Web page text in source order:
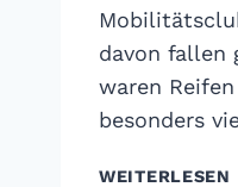
davon fallen
waren
besonders
WEITERLESEN